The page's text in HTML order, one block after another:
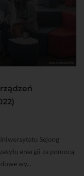
Sejong
energii za pomocą
wy...